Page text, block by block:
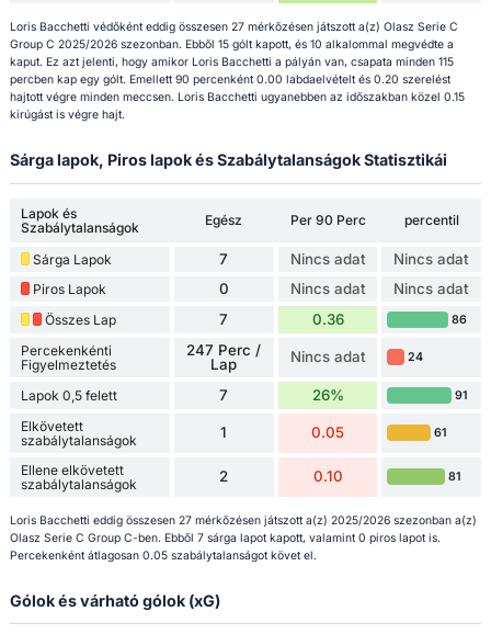
Loris Bacchetti védőként eddig összesen 27 mérkőzésen játszott a(z) Olasz Serie C
Group C 2025/2026 szezonban. Ebből 15 gólt kapott, és 10 alkalommal megvédte a
kaput. Ez azt jelenti, hogy amikor Loris Bacchetti a pályán van, csapata minden 115
percben kap egy gólt. Emellett 90 percenként 0.00 labdaelvételt és 0.20 szerelést
hajtott végre minden meccsen. Loris Bacchetti ugyanebben az időszakban közel 0.15
kirúgást is végre hajt.
Sárga lapok, Piros lapok és Szabálytalanságok Statisztikái
Lapok és
Szabálytalanságok
Egész Per 90 Perc percentil
Sárga Lapok 7 Nincs adat Nincs adat
Piros Lapok 0 Nincs adat Nincs adat
Összes Lap 7 0.36 86
Percekenkénti
Figyelmeztetés
247 Perc /
Lap
Nincs adat 24
Lapok 0,5 felett 7 26% 91
Elkövetett
szabálytalanságok
1 0.05 61
Ellene elkövetett
szabálytalanságok
2 0.10 81
Loris Bacchetti eddig összesen 27 mérkőzésen játszott a(z) 2025/2026 szezonban a(z)
Olasz Serie C Group C-ben. Ebből 7 sárga lapot kapott, valamint 0 piros lapot is.
Percekenként átlagosan 0.05 szabálytalanságot követ el.
Gólok és várható gólok (xG)